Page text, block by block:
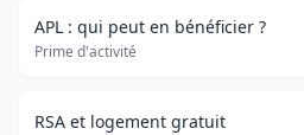
APL : qui peut en bénéficier ?
Prime d'activité
RSA et logement gratuit